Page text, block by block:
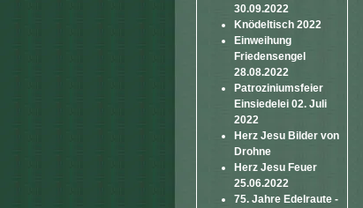
30.09.2022
Knödeltisch 2022
Einweihung
Friedensengel
28.08.2022
Patroziniumsfeier
Einsiedelei 02. Juli
2022
Herz Jesu Bilder von
Drohne
Herz Jesu Feuer
25.06.2022
75. Jahre Edelraute -